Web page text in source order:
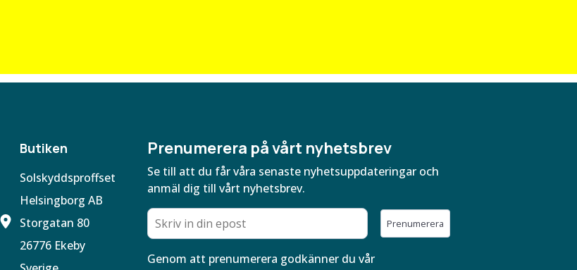
Butiken
Solskyddsproffset
Helsingborg AB
Storgatan 80
26776 Ekeby
Prenumerera på vårt nyhetsbrev
Se till att du får våra senaste nyhetsuppdateringar och
anmäl dig till vårt nyhetsbrev.
Prenumerera
Genom att prenumerera godkänner du vår